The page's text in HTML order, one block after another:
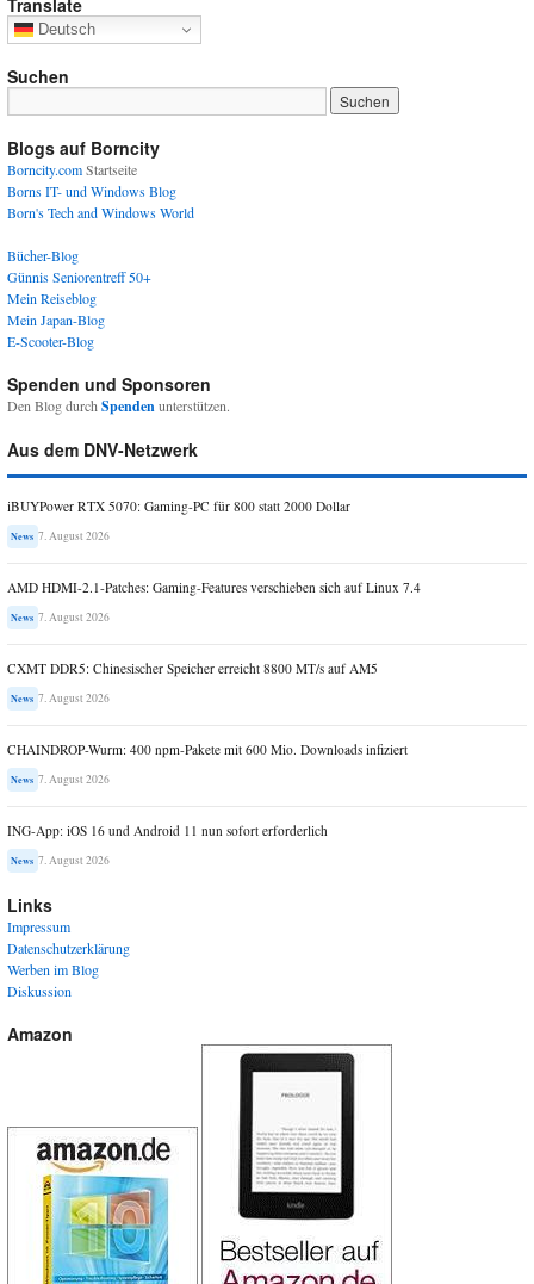
Translate
Deutsch
Suchen
Blogs auf Borncity
Borncity.comStartseite
Borns IT- und Windows Blog
Born's Tech and Windows World
Bücher-Blog
Günnis Seniorentreff 50+
Mein Reiseblog
Mein Japan-Blog
E-Scooter-Blog
Spenden und Sponsoren
Den Blog durchSpendenunterstützen.
Aus dem DNV-Netzwerk
iBUYPower RTX 5070: Gaming-PC für 800 statt 2000 Dollar
News 7. August 2026
AMD HDMI-2.1-Patches: Gaming-Features verschieben sich auf Linux 7.4
News 7. August 2026
CXMT DDR5: Chinesischer Speicher erreicht 8800 MT/s auf AM5
News 7. August 2026
CHAINDROP-Wurm: 400 npm-Pakete mit 600 Mio. Downloads infiziert
News 7. August 2026
ING-App: iOS 16 und Android 11 nun sofort erforderlich
News 7. August 2026
Links
Impressum
Datenschutzerklärung
Werben im Blog
Diskussion
Amazon